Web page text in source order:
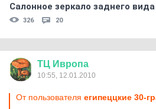
Салонное зеркало заднего
326 20
ТЦ Ивропа
10:55, 12.01.2010
От пользователя египеццкие 30-